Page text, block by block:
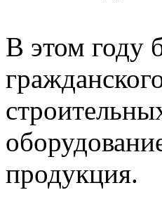
В этом году
продукция.